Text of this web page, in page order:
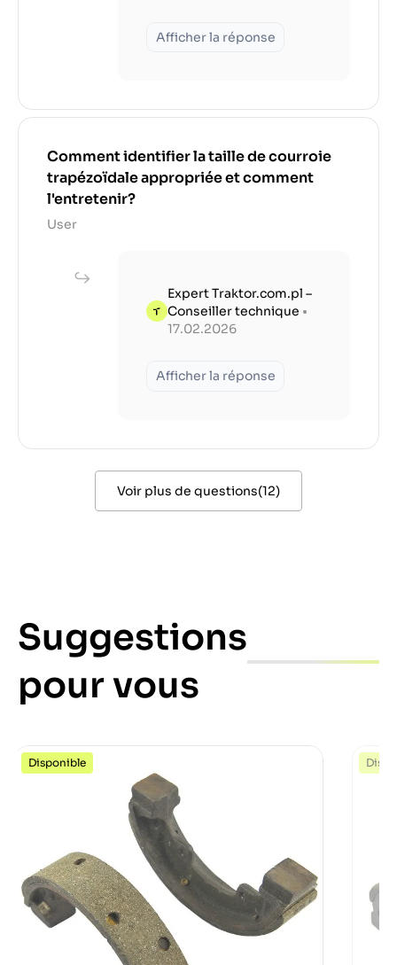
Afficher la réponse
Comment identifier la taille de courroie
trapézoïdale appropriée et comment
l'entretenir?
User
Expert Traktor.com.pl –
Conseiller technique •
17.02.2026
Afficher la réponse
Voir plus de questions(12)
Suggestions
pour vous
Disponible